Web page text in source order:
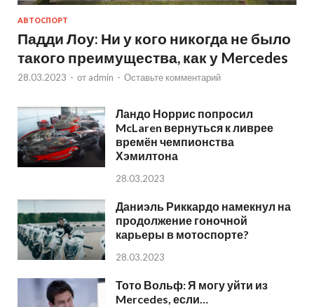
АВТОСПОРТ
Падди Лоу: Ни у кого никогда не было
такого преимущества, как у Mercedes
28.03.2023 - от admin - Оставьте комментарий
Ландо Норрис попросил
McLaren вернуться к ливрее
времён чемпионства
Хэмилтона
28.03.2023
Даниэль Риккардо намекнул на
продолжение гоночной
карьеры в мотоспорте?
28.03.2023
Тото Вольф: Я могу уйти из
Mercedes, если…